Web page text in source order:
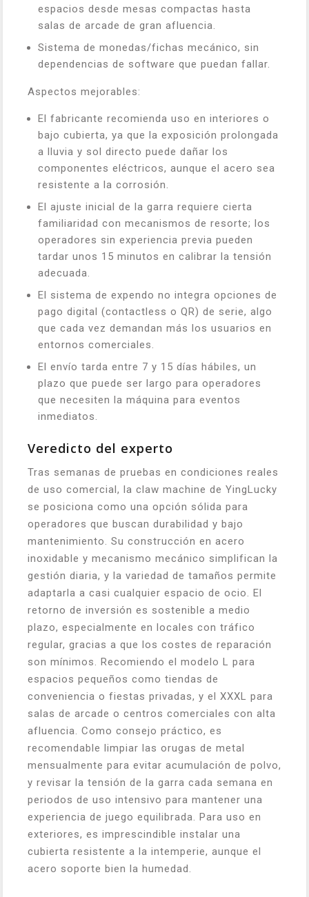
espacios desde mesas compactas hasta
salas de arcade de gran afluencia.
Sistema de monedas/fichas mecánico, sin
dependencias de software que puedan fallar.
Aspectos mejorables:
El fabricante recomienda uso en interiores o
bajo cubierta, ya que la exposición prolongada
a lluvia y sol directo puede dañar los
componentes eléctricos, aunque el acero sea
resistente a la corrosión.
El ajuste inicial de la garra requiere cierta
familiaridad con mecanismos de resorte; los
operadores sin experiencia previa pueden
tardar unos 15 minutos en calibrar la tensión
adecuada.
El sistema de expendo no integra opciones de
pago digital (contactless o QR) de serie, algo
que cada vez demandan más los usuarios en
entornos comerciales.
El envío tarda entre 7 y 15 días hábiles, un
plazo que puede ser largo para operadores
que necesiten la máquina para eventos
inmediatos.
Veredicto del experto
Tras semanas de pruebas en condiciones reales
de uso comercial, la claw machine de YingLucky
se posiciona como una opción sólida para
operadores que buscan durabilidad y bajo
mantenimiento. Su construcción en acero
inoxidable y mecanismo mecánico simplifican la
gestión diaria, y la variedad de tamaños permite
adaptarla a casi cualquier espacio de ocio. El
retorno de inversión es sostenible a medio
plazo, especialmente en locales con tráfico
regular, gracias a que los costes de reparación
son mínimos. Recomiendo el modelo L para
espacios pequeños como tiendas de
conveniencia o fiestas privadas, y el XXXL para
salas de arcade o centros comerciales con alta
afluencia. Como consejo práctico, es
recomendable limpiar las orugas de metal
mensualmente para evitar acumulación de polvo,
y revisar la tensión de la garra cada semana en
periodos de uso intensivo para mantener una
experiencia de juego equilibrada. Para uso en
exteriores, es imprescindible instalar una
cubierta resistente a la intemperie, aunque el
acero soporte bien la humedad.